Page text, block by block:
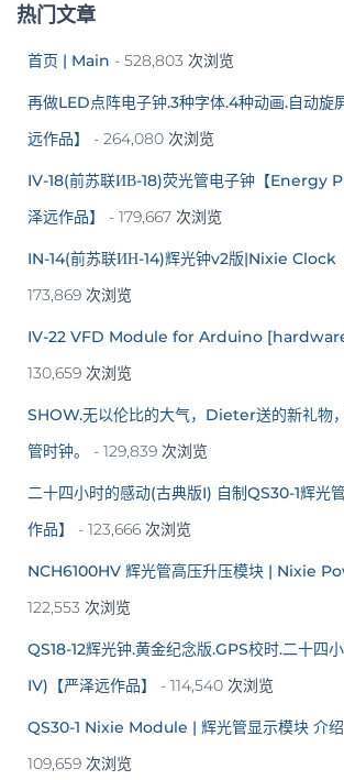
热门文章
首页 | Main - 528,803 次浏览
再做LED点阵电子钟.3种字体.4种动画.自动旋
远作品】
- 264,080 次浏览
IV-18(前苏联ИВ-18)荧光管电子钟【Energy
泽远作品】
- 179,667 次浏览
IN-14(前苏联ИН-14)辉光钟v2版|Nixie Clock
173,869 次浏览
IV-22 VFD Module for Arduino
130,659 次浏览
SHOW.无以伦比的大气，Dieter送的新礼物
管时钟。
- 129,839 次浏览
二十四小时的感动(古典版I) 自制QS30-1辉光
作品】
- 123,666 次浏览
NCH6100HV 辉光管高压升压模块 | Nixie
122,553 次浏览
QS18-12辉光钟.黄金纪念版.GPS校时.二十四
IV)【严泽远作品】
- 114,540 次浏览
QS30-1 Nixie Module | 辉光管显示模块 介绍
109,659 次浏览